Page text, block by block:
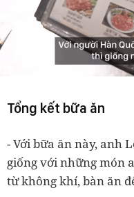
Tổng kết bữa ăn
- Với bữa ăn này, anh
giống với những món
từ không khí, bàn ăn